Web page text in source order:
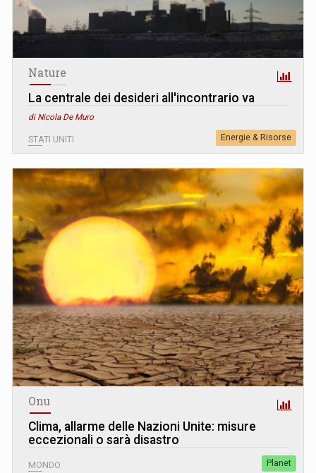
Nature
La centrale dei desideri all'incontrario va
di Nicola De Muro
STATI UNITI Energie & Risorse
Onu
Clima, allarme delle Nazioni Unite: misure
eccezionali o sarà disastro
MONDO Planet